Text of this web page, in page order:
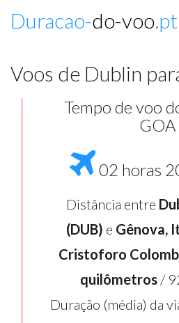
Duracao-do-voo.pt
Voos de Dublin
Tempo de voo
GOA
02 horas
Distância entre
(DUB) e Gênova,
Cristoforo
quilômetros /
Duração (média) da